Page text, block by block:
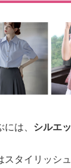
は、 シルエ
スタイリッシ